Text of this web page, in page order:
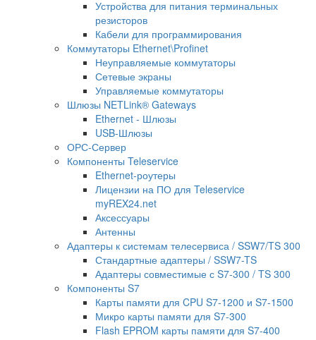
Устройства для питания терминальных
резисторов
Кабели для программирования
Коммутаторы Ethernet\Profinet
Неуправляемые коммутаторы
Сетевые экраны
Управляемые коммутаторы
Шлюзы NETLink® Gateways
Ethernet - Шлюзы
USB-Шлюзы
ОРС-Сервер
Компоненты Teleservice
Ethernet-роутеры
Лицензии на ПО для Teleservice
myREX24.net
Аксессуары
Антенны
Адаптеры к системам телесервиса / SSW7/TS 300
Стандартные адаптеры / SSW7-TS
Адаптеры совместимые с S7-300 / TS 300
Компоненты S7
Карты памяти для CPU S7-1200 и S7-1500
Микро карты памяти для S7-300
Flash EPROM карты памяти для S7-400